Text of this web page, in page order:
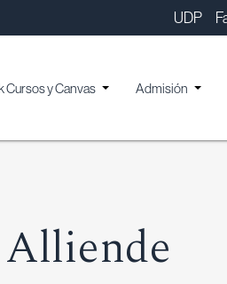
UDP
Cursos y Canvas Admisión